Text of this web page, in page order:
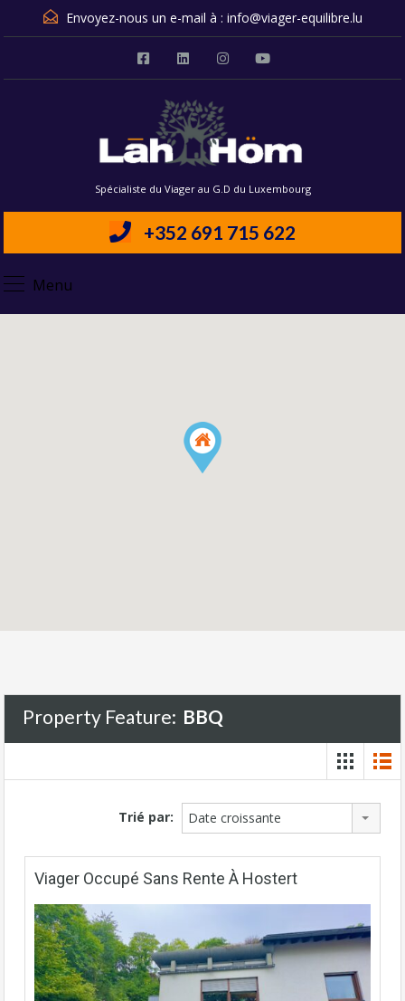
Envoyez-nous un e-mail à : info@viager-equilibre.lu
Spécialiste du Viager au G.D du Luxembourg
+352 691 715 622
Menu
Property Feature: BBQ
Trié par: Date croissante
Viager Occupé Sans Rente À Hostert